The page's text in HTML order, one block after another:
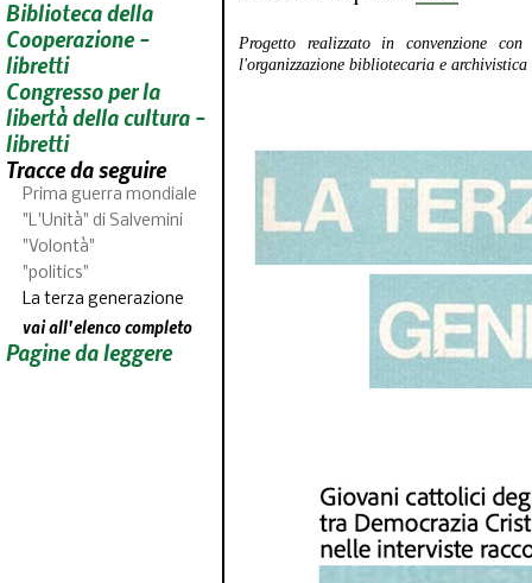
Biblioteca della
Cooperazione -
libretti
Congresso per la
libertà della cultura -
libretti
Tracce da seguire
Prima guerra mondiale
"L'Unità" di Salvemini
"Volontà"
"politics"
La terza generazione
vai all'elenco completo
Pagine da leggere
Progetto realizzato in convenzione
l'organizzazione bibliotecaria e